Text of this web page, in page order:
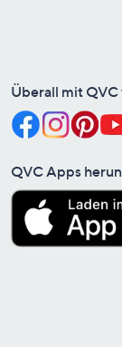
Überall mit
QVC Apps